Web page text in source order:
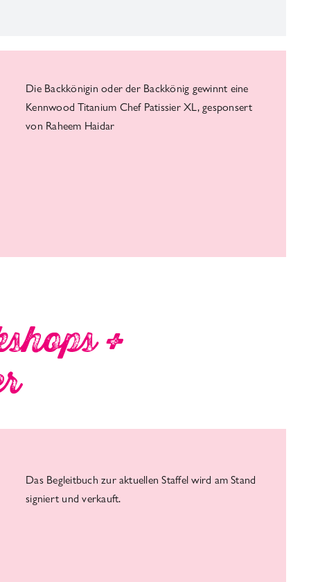
Die Backkönigin oder der Backkönig gewinnt eine
Kennwood Titanium Chef Patissier XL, gesponsert
von Raheem Haidar
+
Das Begleitbuch zur aktuellen Staffel wird am Stand
signiert und verkauft.